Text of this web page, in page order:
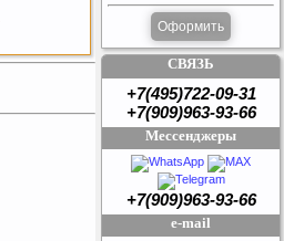
Оформить
СВЯЗЬ
+7(495)722-09-31
+7(909)963-93-66
Мессенджеры
+7(909)963-93-66
e-mail